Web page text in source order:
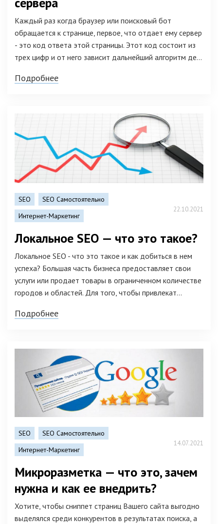
Каждый раз когда браузер или поисковый бот
обращается к странице, первое, что отдает ему сервер
- это код ответа этой страницы. Этот код состоит из
трех цифр и от него зависит дальнейший алгоритм де...
Подробнее
SEO
SEO Самостоятельно
Интернет-Маркетинг
22.10.2021
Локальное SEO — что это такое?
Локальное SEO - что это такое и как добиться в нем
успеха? Большая часть бизнеса предоставляет свои
услуги или продает товары в ограниченном количестве
городов и областей. Для того, чтобы привлекат...
Подробнее
SEO
SEO Самостоятельно
Интернет-Маркетинг
14.07.2021
Микроразметка — что это, зачем
нужна и как ее внедрить?
Хотите, чтобы сниппет страниц Вашего сайта выгодно
выделялся среди конкурентов в результатах поиска, а